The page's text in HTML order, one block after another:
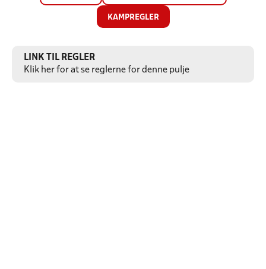
KAMPREGLER
LINK TIL REGLER
Klik her for at se reglerne for denne pulje